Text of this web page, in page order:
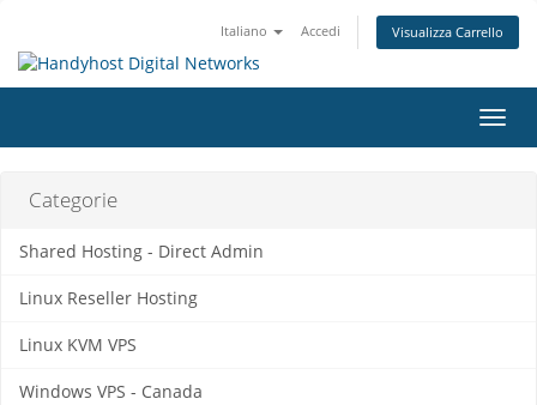
Italiano Accedi Visualizza Carrello
Categorie
Shared Hosting - Direct Admin
Linux Reseller Hosting
Linux KVM VPS
Windows VPS - Canada